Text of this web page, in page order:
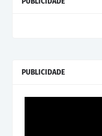
PUBLICIDADE